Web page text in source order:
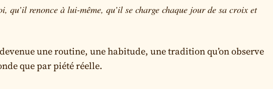
qu’il renonce à lui-même, qu’il se charge chaque jour de sa croix et
une routine, une habitude, une tradition qu’on observe
que par piété réelle.